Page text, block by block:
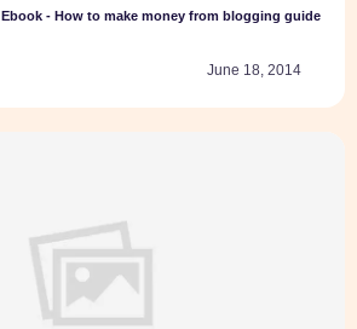
Ebook - How to make money from blogging guide
June 18, 2014